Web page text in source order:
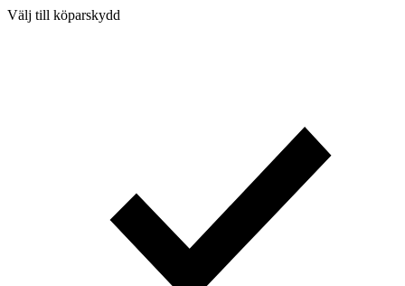
Välj till köparskydd